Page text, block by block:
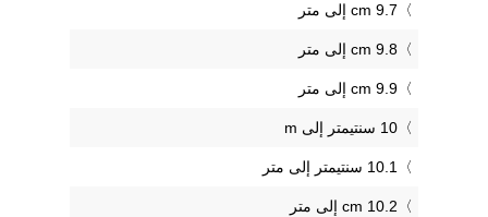
9.7 cm إلى متر
9.8 cm إلى متر
9.9 cm إلى متر
10 سنتيمتر إلى m
10.1 سنتيمتر إلى متر
10.2 cm إلى متر